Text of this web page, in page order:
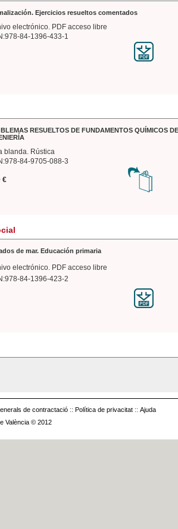
Ejercicios resueltos comentados
electrónico. PDF acceso libre
84-1396-433-1
RESUELTOS DE FUNDAMENTOS QUÍMICOS
blanda. Rústica
84-9705-088-3
€
de mar. Educación primaria
electrónico. PDF acceso libre
84-1396-423-2
de contractació :: Política de privacitat :: Ajuda
València © 2012